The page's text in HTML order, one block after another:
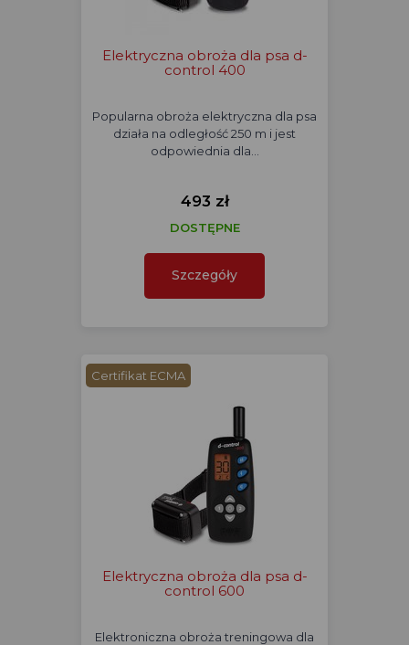
Elektryczna obroża dla psa d-
control 400
Popularna obroża elektryczna dla psa
działa na odległość 250 m i jest
odpowiednia dla…
493 zł
DOSTĘPNE
Szczegóły
Certifikat ECMA
Elektryczna obroża dla psa d-
control 600
Elektroniczna obroża treningowa dla